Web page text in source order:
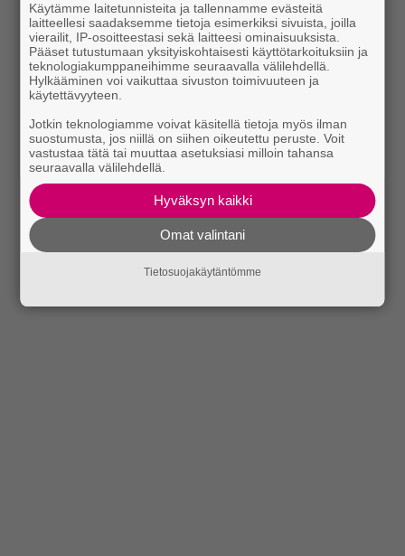
Käytämme laitetunnisteita ja tallennamme evästeitä
laitteellesi saadaksemme tietoja esimerkiksi sivuista, joilla
vierailit, IP-osoitteestasi sekä laitteesi ominaisuuksista.
Pääset tutustumaan yksityiskohtaisesti käyttötarkoituksiin ja
teknologiakumppaneihimme seuraavalla välilehdellä.
Hylkääminen voi vaikuttaa sivuston toimivuuteen ja
käytettävyyteen.
Jotkin teknologiamme voivat käsitellä tietoja myös ilman
suostumusta, jos niillä on siihen oikeutettu peruste. Voit
vastustaa tätä tai muuttaa asetuksiasi milloin tahansa
seuraavalla välilehdellä.
Hyväksyn kaikki
Omat valintani
Tietosuojakäytäntömme